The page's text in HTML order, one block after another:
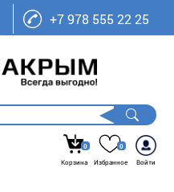
+7 978 555 22 25
0
Корзина
0
Избранное
Войти